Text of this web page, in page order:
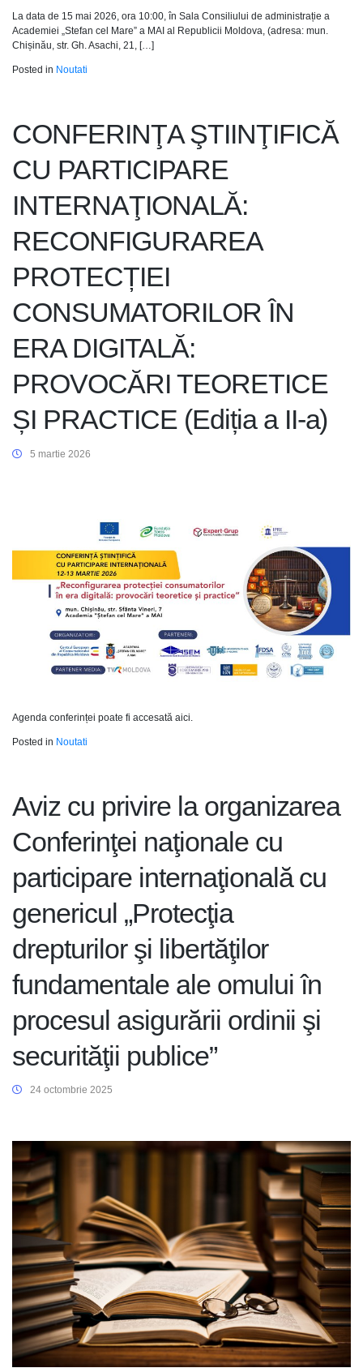
La data de 15 mai 2026, ora 10:00, în Sala Consiliului de administrație a
Academiei „Stefan cel Mare” a MAI al Republicii Moldova, (adresa: mun.
Chișinău, str. Gh. Asachi, 21, […]
Posted in Noutati
CONFERINŢA ŞTIINŢIFICĂ
CU PARTICIPARE
INTERNAŢIONALĂ:
RECONFIGURAREA
PROTECȚIEI
CONSUMATORILOR ÎN
ERA DIGITALĂ:
PROVOCĂRI TEORETICE
ȘI PRACTICE (Ediția a II-a)
5 martie 2026
Agenda conferinței poate fi accesată aici.
Posted in Noutati
Aviz cu privire la organizarea
Conferinţei naţionale cu
participare internaţională cu
genericul „Protecţia
drepturilor şi libertăţilor
fundamentale ale omului în
procesul asigurării ordinii şi
securităţii publice”
24 octombrie 2025